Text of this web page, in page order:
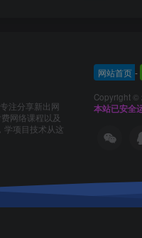
注分享新出网
网络课程以及
学项目技术从这
网站首页 -
Copyright ©
本站已安全